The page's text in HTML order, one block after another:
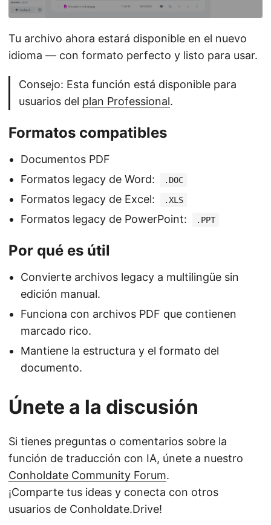
Tu archivo ahora estará disponible en el nuevo
idioma — con formato perfecto y listo para usar.
Consejo: Esta función está disponible para
usuarios del plan Professional.
Formatos compatibles
Documentos PDF
Formatos legacy de Word:
.DOC
Formatos legacy de Excel: .XLS
Formatos legacy de PowerPoint: .PPT
Por qué es útil
Convierte archivos legacy a multilingüe sin
edición manual.
Funciona con archivos PDF que contienen
marcado rico.
Mantiene la estructura y el formato del
documento.
Únete a la discusión
Si tienes preguntas o comentarios sobre la
función de traducción con IA, únete a nuestro
Conholdate Community Forum.
¡Comparte tus ideas y conecta con otros
usuarios de Conholdate.Drive!